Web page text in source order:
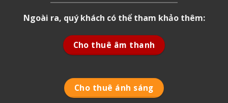
Ngoài ra, quý khách có thể tham khảo thêm:
Cho thuê âm thanh
Cho thuê ánh sáng